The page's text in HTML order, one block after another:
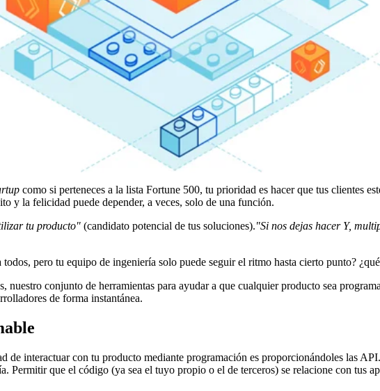
como si perteneces a la lista Fortune 500, tu prioridad es hacer que tus clientes
y la felicidad puede depender, a veces, solo de una función.
tu producto" (candidato potencial de tus soluciones)."Si nos dejas hacer Y,
pero tu equipo de ingeniería solo puede seguir el ritmo hasta cierto punto?
nuestro conjunto de herramientas para ayudar a que cualquier producto sea
de forma instantánea.
de interactuar con tu producto mediante programación es proporcionándoles las
Permitir que el código (ya sea el tuyo propio o el de terceros) se relacione con tus